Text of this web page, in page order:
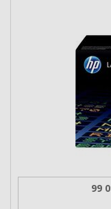
99